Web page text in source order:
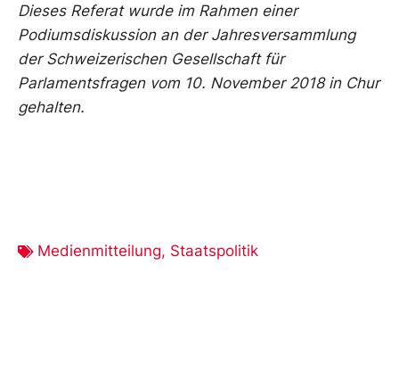
Dieses Referat wurde im Rahmen einer
Podiumsdiskussion an der Jahresversammlung
der Schweizerischen Gesellschaft für
Parlamentsfragen vom 10. November 2018 in Chur
gehalten.
Medienmitteilung, Staatspolitik